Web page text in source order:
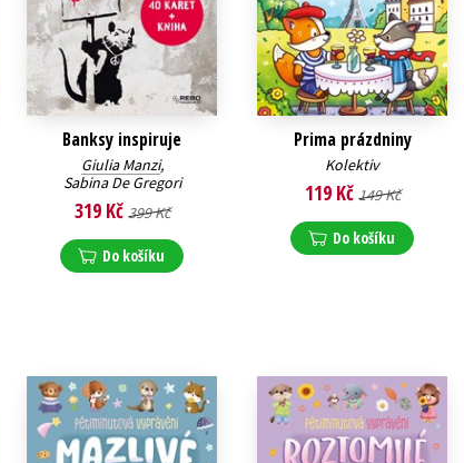
Banksy inspiruje
Giulia Manzi,
Sabina De Gregori
319 Kč 399 Kč
Do košíku
Prima prázdniny
Kolektiv
119 Kč 149 Kč
Do košíku